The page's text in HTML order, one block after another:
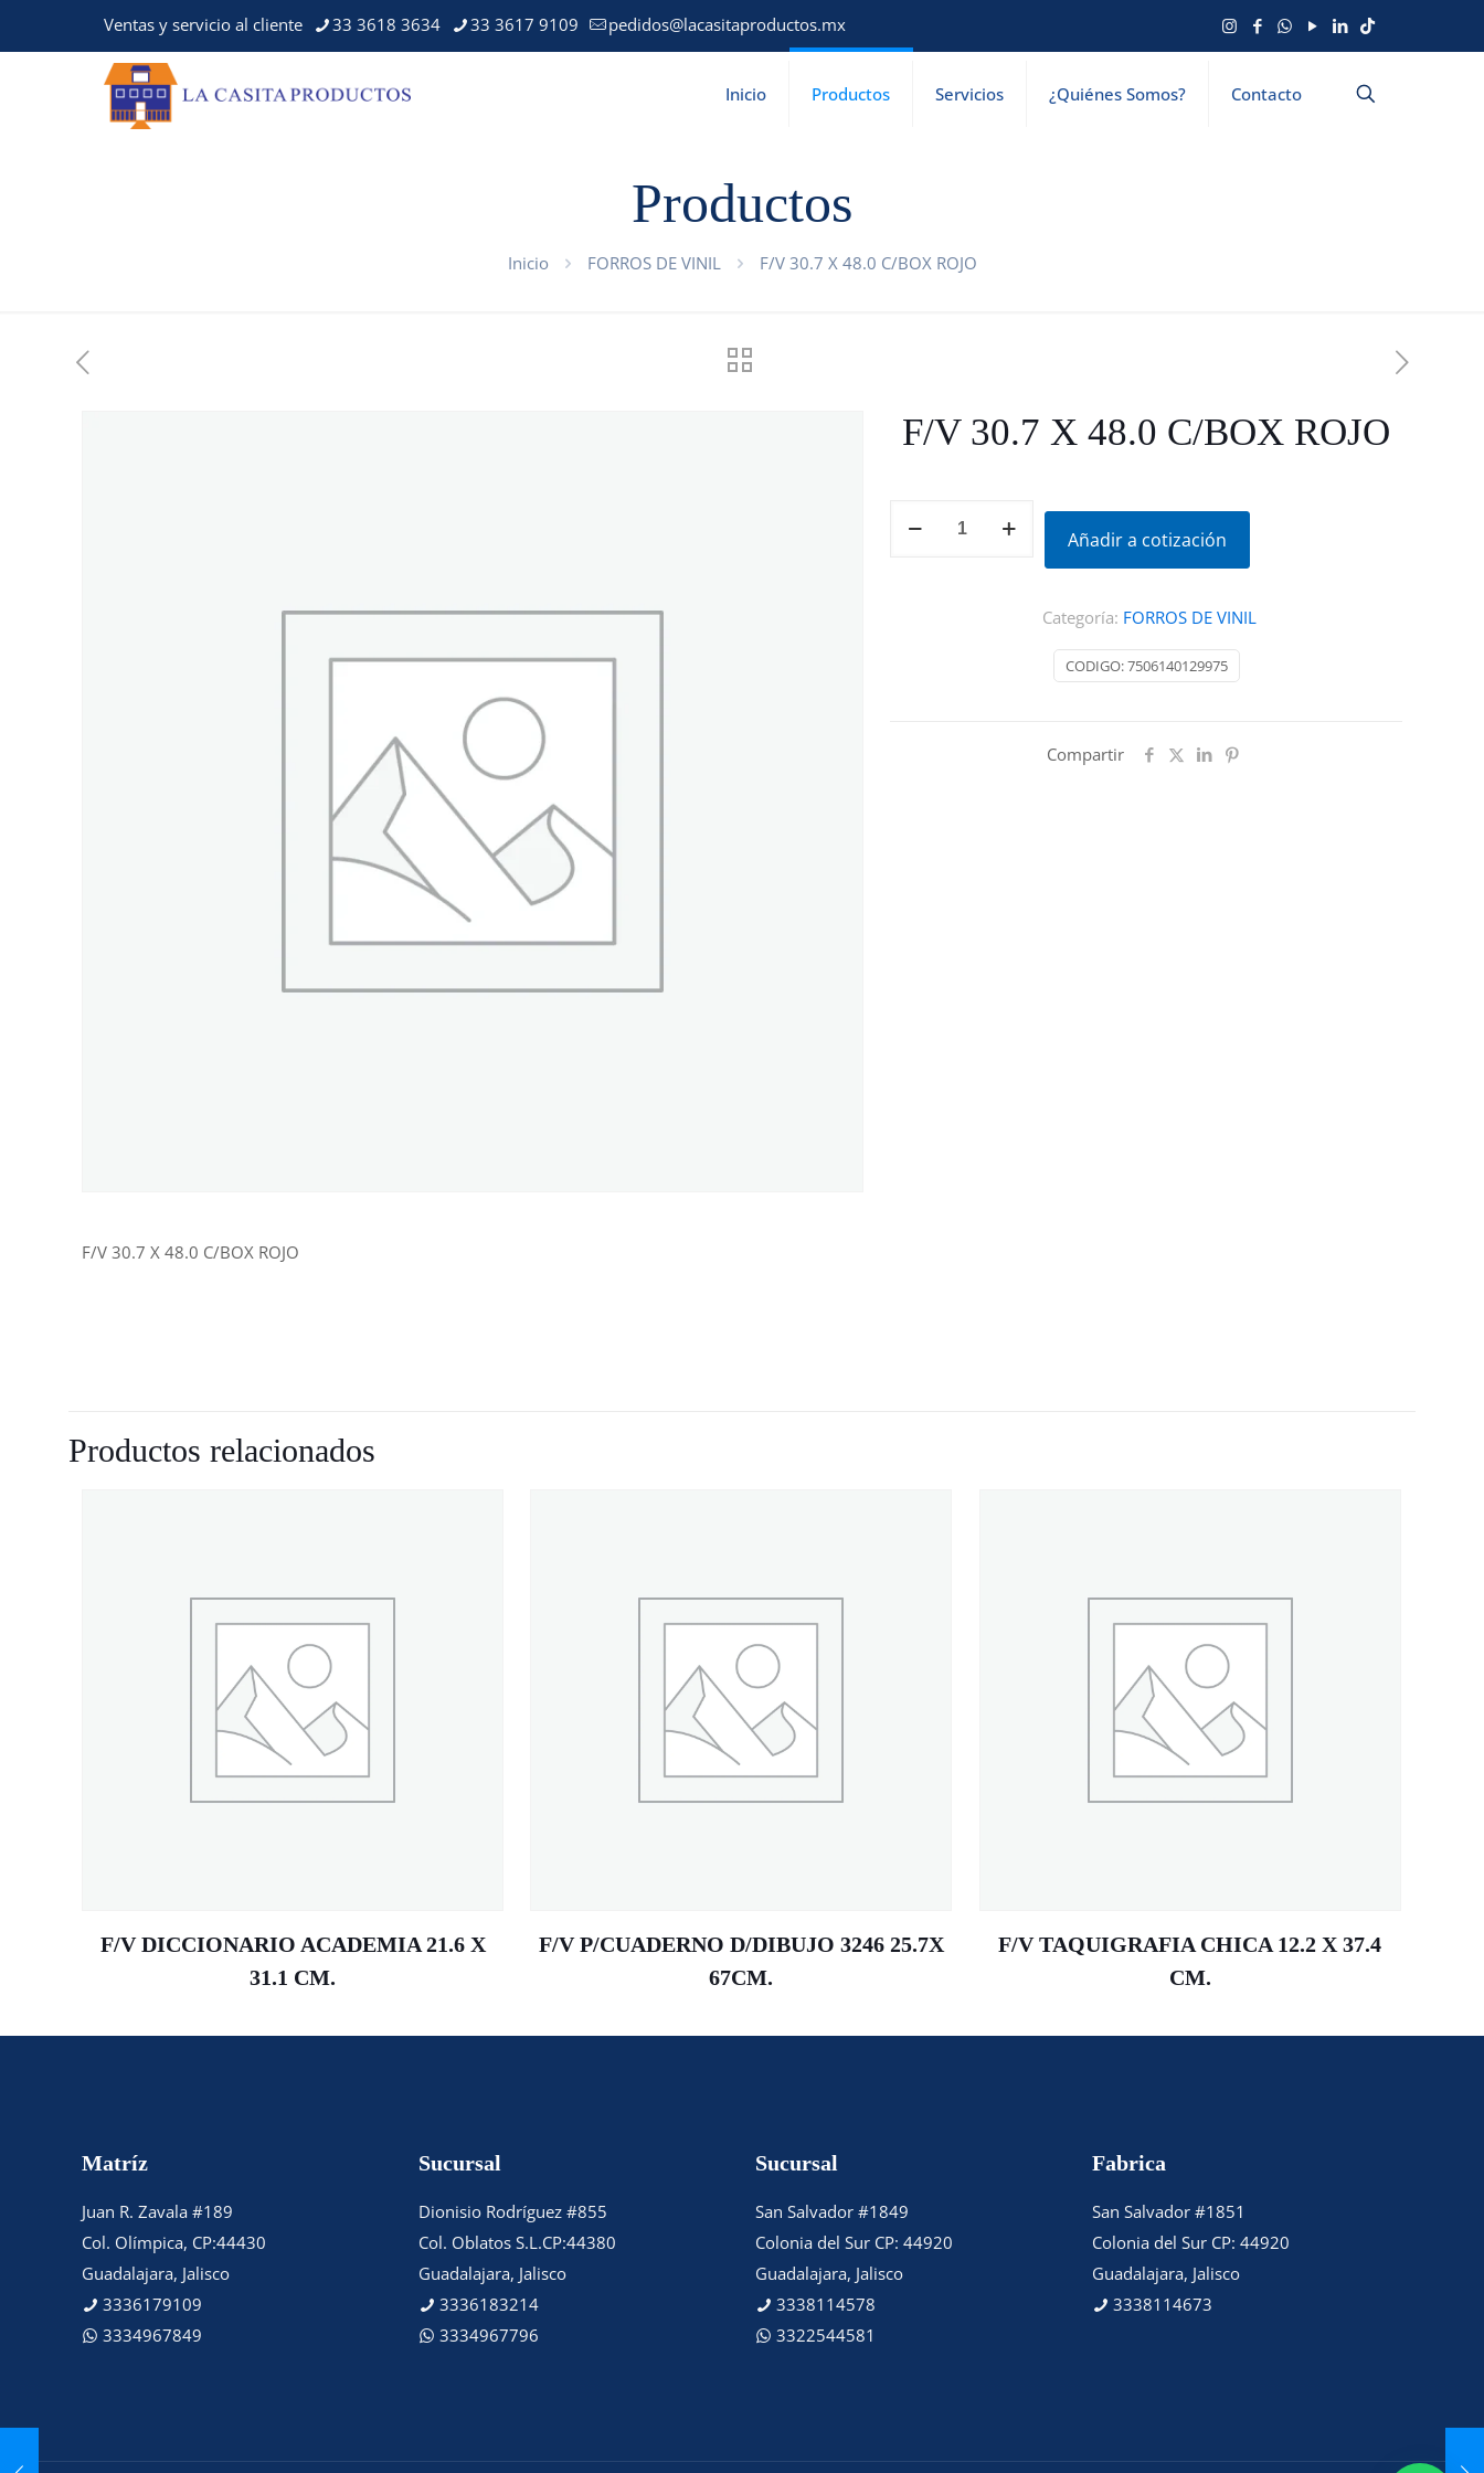
Ventas y servicio al cliente 33 3618 3634 33 3617 9109 pedidos@lacasitaproductos.mx
Inicio Productos Servicios ¿Quiénes Somos? Contacto
Productos
Inicio FORROS DE VINIL F/V 30.7 X 48.0 C/BOX ROJO
F/V 30.7 X 48.0 C/BOX ROJO
Añadir a cotización
CODIGO:7506140129975
Categoría: FORROS DE VINIL
Compartir
F/V 30.7 X 48.0 C/BOX ROJO
Productos relacionados
F/V DICCIONARIO ACADEMIA 21.6 X
31.1 CM.
F/V P/CUADERNO D/DIBUJO 3246 25.7X
67CM.
F/V TAQUIGRAFIA CHICA 12.2 X 37.4
CM.
Matríz
Juan R. Zavala #189
Col. Olímpica, CP:44430
Guadalajara, Jalisco
3336179109
3334967849
Sucursal
Dionisio Rodríguez #855
Col. Oblatos S.L.CP:44380
Guadalajara, Jalisco
3336183214
3334967796
Sucursal
San Salvador #1849
Colonia del Sur CP: 44920
Guadalajara, Jalisco
3338114578
3322544581
Fabrica
San Salvador #1851
Colonia del Sur CP: 44920
Guadalajara, Jalisco
3338114673